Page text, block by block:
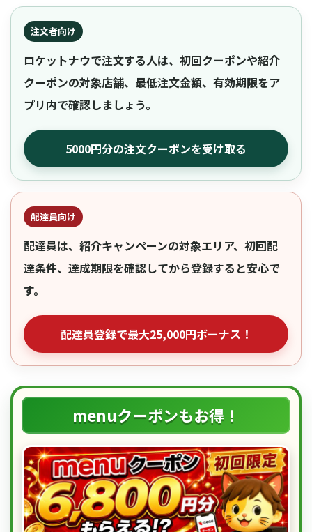
注文者向け
ロケットナウで注文する人は、初回クーポンや紹介
クーポンの対象店舗、最低注文金額、有効期限をア
プリ内で確認しましょう。
5000円分の注文クーポンを受け取る
配達員向け
配達員は、紹介キャンペーンの対象エリア、初回配
達条件、達成期限を確認してから登録すると安心で
す。
配達員登録で最大25,000円ボーナス！
menuクーポンもお得！